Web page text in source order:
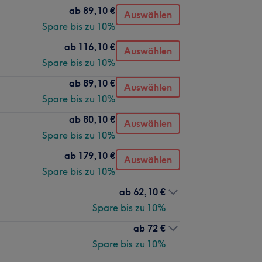
ab 89,10 €
Spare bis zu 10%
Auswählen
ab 116,10 €
Spare bis zu 10%
Auswählen
ab 89,10 €
Spare bis zu 10%
Auswählen
ab 80,10 €
Spare bis zu 10%
Auswählen
ab 179,10 €
Spare bis zu 10%
Auswählen
ab 62,10 €
Spare bis zu 10%
ab 72 €
Spare bis zu 10%